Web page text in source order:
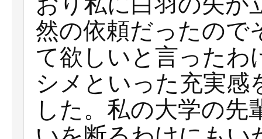
然の依頼だったので
て欲しいと言ったわ
シメといった充実感
した。私の大学の先